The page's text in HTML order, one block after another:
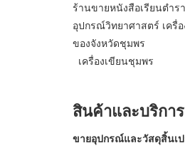
ร้านขายหนังสือเรียนตำร
อุปกรณ์วิทยาศาสตร์ เครื่
ของจังหวัดชุมพร
เครื่องเขียนชุมพร
สินค้าและบริการ
ขายอุปกรณ์และวัสดุสิ้นเ